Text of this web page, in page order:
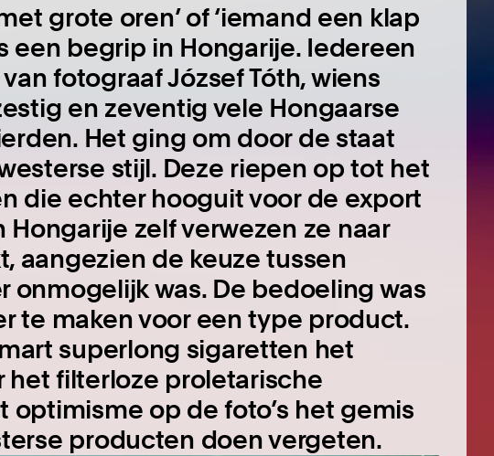
grote oren’ of ‘iemand een klap
een begrip in Hongarije. Iedereen
fotograaf József Tóth, wiens
en zeventig vele Hongaarse
Het ging om door de staat
stijl. Deze riepen op tot het
die echter hooguit voor de export
zelf verwezen ze naar
aangezien de keuze tussen
onmogelijk was. De bedoeling was
te maken voor een type product.
superlong sigaretten het
filterloze proletarische
op de foto’s het gemis
producten doen vergeten.